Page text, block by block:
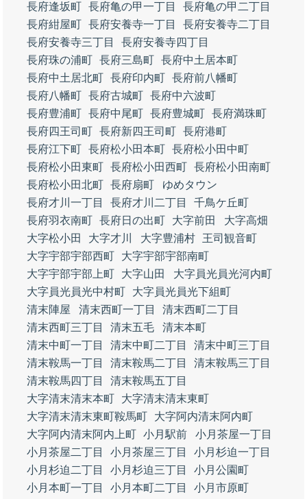
長府逢坂町 長府亀の甲一丁目
長府亀の甲二丁目
長府紺屋町 長府安養寺一丁目
長府安養寺二丁目
長府安養寺三丁目
長府安養寺四丁目
長府珠の浦町 長府三島町 長府中土居本町
長府中土居北町 長府印内町 長府前八幡町
長府八幡町 長府古城町 長府中六波町
長府豊浦町 長府中尾町 長府豊城町 長府満珠町
長府四王司町 長府新四王司町 長府港町
長府江下町 長府松小田本町 長府松小田中町
長府松小田東町 長府松小田西町 長府松小田南町
長府松小田北町 長府扇町
ゆめタウン
長府才川一丁目
長府才川二丁目
千鳥ケ丘町
長府羽衣南町 長府日の出町 大字前田
大字高畑
大字松小田
大字才川 大字豊浦村
王司観音町
大字宇部宇部西町
大字宇部宇部南町
大字宇部宇部上町
大字山田
大字員光員光河内町
大字員光員光中村町
大字員光員光下組町
清末陣屋
清末西町一丁目
清末西町二丁目
清末西町三丁目
清末五毛
清末本町
清末中町一丁目
清末中町二丁目
清末中町三丁目
清末鞍馬一丁目
清末鞍馬二丁目
清末鞍馬三丁目
清末鞍馬四丁目
清末鞍馬五丁目
大字清末清末本町
大字清末清末東町
大字清末清末東町鞍馬町
大字阿内清末阿内町
大字阿内清末阿内上町 小月駅前
小月茶屋一丁目
小月茶屋二丁目
小月茶屋三丁目
小月杉迫一丁目
小月杉迫二丁目
小月杉迫三丁目
小月公園町
小月本町一丁目
小月本町二丁目
小月市原町